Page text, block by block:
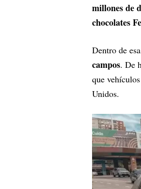
millones de
chocolates
Dentro de
campos. De
que
Unidos.